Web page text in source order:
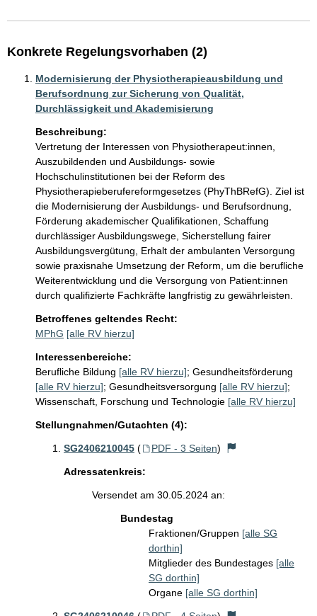
Konkrete Regelungsvorhaben (2)
Modernisierung der Physiotherapieausbildung und
Berufsordnung zur Sicherung von Qualität,
Durchlässigkeit und Akademisierung
Beschreibung:
Vertretung der Interessen von Physiotherapeut:innen,
Auszubildenden und Ausbildungs- sowie
Hochschulinstitutionen bei der Reform des
Physiotherapieberufereformgesetzes (PhyThBRefG). Ziel ist
die Modernisierung der Ausbildungs- und Berufsordnung,
Förderung akademischer Qualifikationen, Schaffung
durchlässiger Ausbildungswege, Sicherstellung fairer
Ausbildungsvergütung, Erhalt der ambulanten Versorgung
sowie praxisnahe Umsetzung der Reform, um die berufliche
Weiterentwicklung und die Versorgung von Patient:innen
durch qualifizierte Fachkräfte langfristig zu gewährleisten.
Betroffenes geltendes Recht:
MPhG [alle RV hierzu]
Interessenbereiche:
Berufliche Bildung [alle RV hierzu]; Gesundheitsförderung
[alle RV hierzu]; Gesundheitsversorgung [alle RV hierzu];
Wissenschaft, Forschung und Technologie [alle RV hierzu]
Stellungnahmen/Gutachten (4):
SG2406210045 ( PDF - 3 Seiten)
Adressatenkreis:
Versendet am 30.05.2024 an:
Bundestag
Fraktionen/Gruppen [alle SG
dorthin]
Mitglieder des Bundestages [alle
SG dorthin]
Organe [alle SG dorthin]